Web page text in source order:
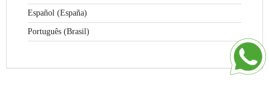
Español (España)
Português (Brasil)